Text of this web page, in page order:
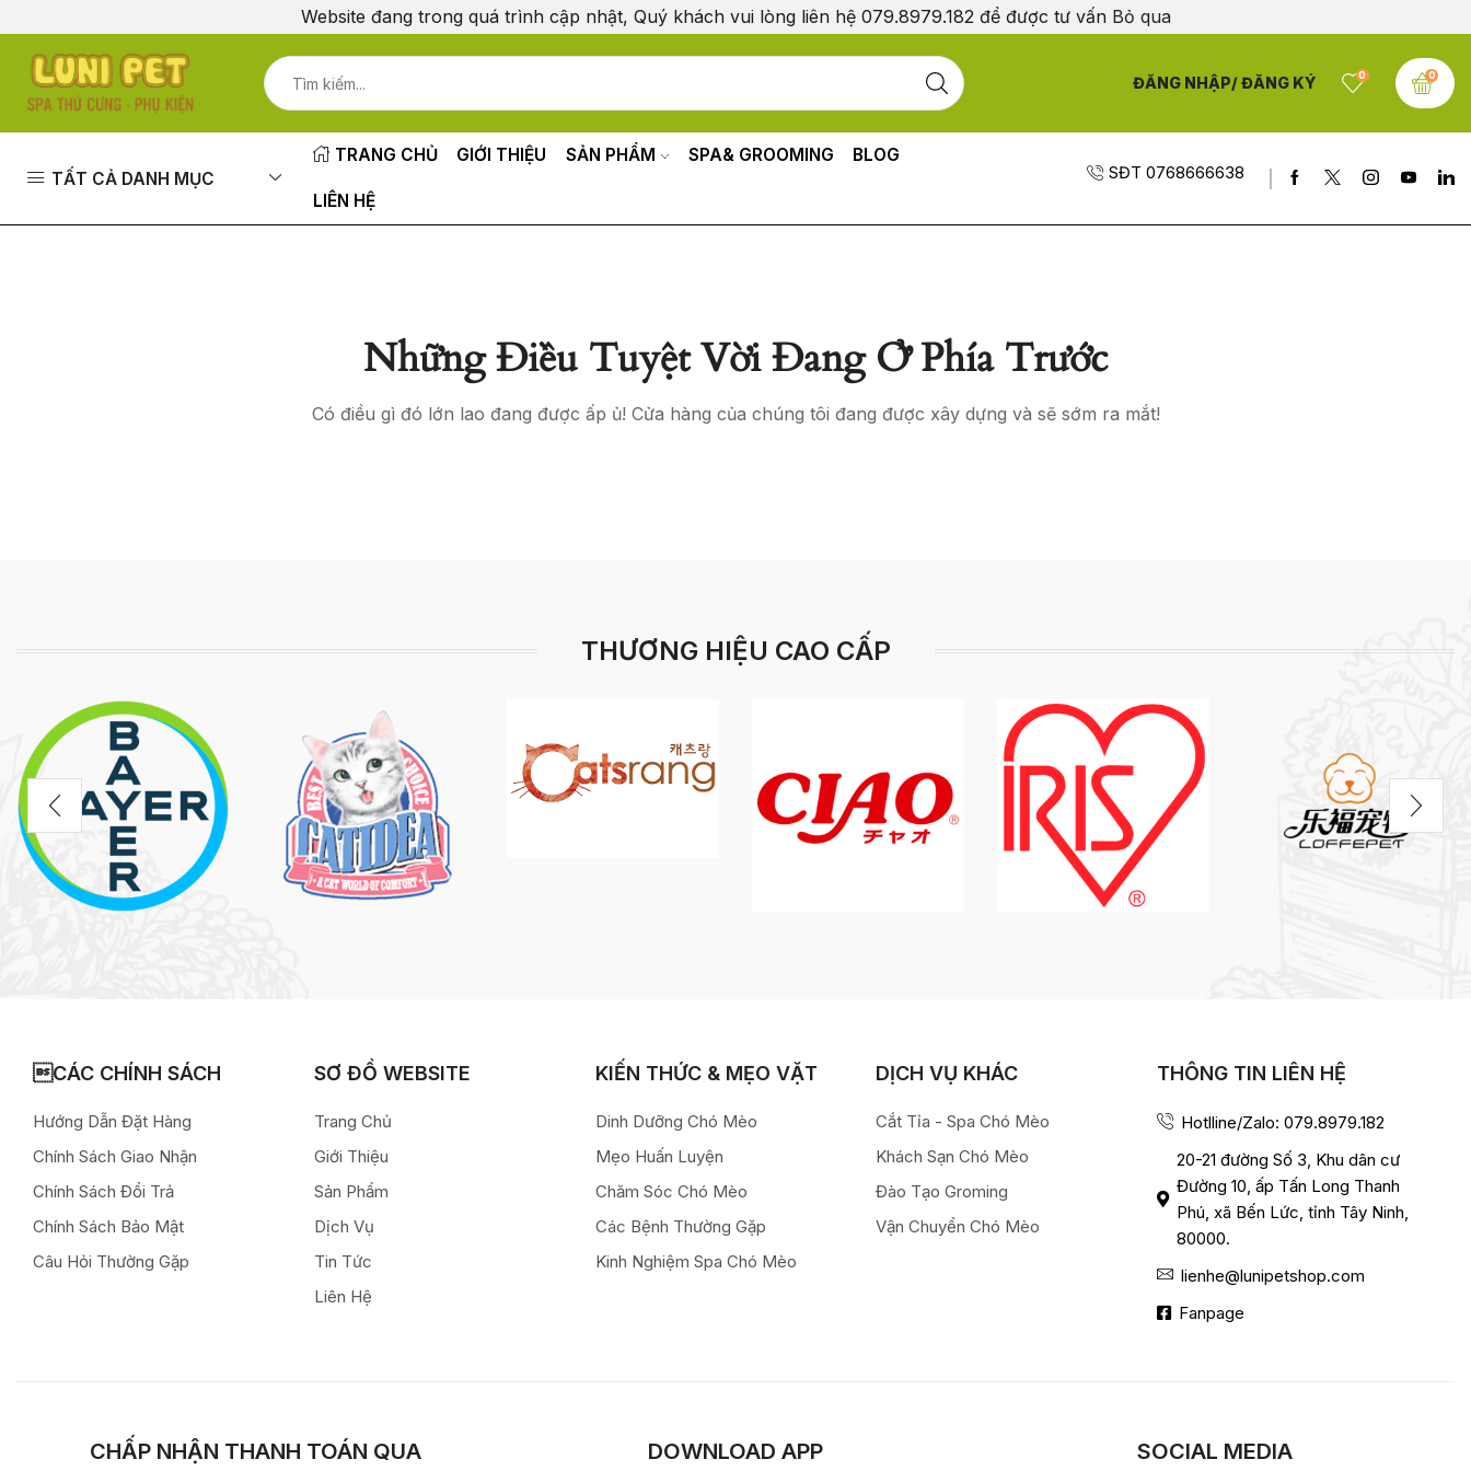
Website đang trong quá trình cập nhật, Quý khách vui lòng liên hệ 079.8979.182 để được tư vấn Bỏ qua
ĐĂNG NHẬP/ ĐĂNG KÝ 0 0
TẤT CẢ DANH MỤC
TRANG CHỦ GIỚI THIỆU SẢN PHẨM SPA& GROOMING BLOG
LIÊN HỆ
SĐT 0768666638
Những Điều Tuyệt Vời Đang Ở Phía Trước
Có điều gì đó lớn lao đang được ấp ủ! Cửa hàng của chúng tôi đang được xây dựng và sẽ sớm ra mắt!
THƯƠNG HIỆU CAO CẤP
CÁC CHÍNH SÁCH
Hướng Dẫn Đặt Hàng
Chính Sách Giao Nhận
Chính Sách Đổi Trả
Chính Sách Bảo Mật
Câu Hỏi Thường Gặp
SƠ ĐỒ WEBSITE
Trang Chủ
Giới Thiệu
Sản Phẩm
Dịch Vụ
Tin Tức
Liên Hệ
KIẾN THỨC & MẸO VẶT
Dinh Dưỡng Chó Mèo
Mẹo Huấn Luyện
Chăm Sóc Chó Mèo
Các Bệnh Thường Gặp
Kinh Nghiệm Spa Chó Mèo
DỊCH VỤ KHÁC
Cắt Tỉa - Spa Chó Mèo
Khách Sạn Chó Mèo
Đào Tạo Groming
Vận Chuyển Chó Mèo
THÔNG TIN LIÊN HỆ
Hotlline/Zalo: 079.8979.182
20-21 đường Số 3, Khu dân cư
Đường 10, ấp Tấn Long Thanh
Phú, xã Bến Lức, tỉnh Tây Ninh,
80000.
lienhe@lunipetshop.com
Fanpage
CHẤP NHẬN THANH TOÁN QUA DOWNLOAD APP SOCIAL MEDIA